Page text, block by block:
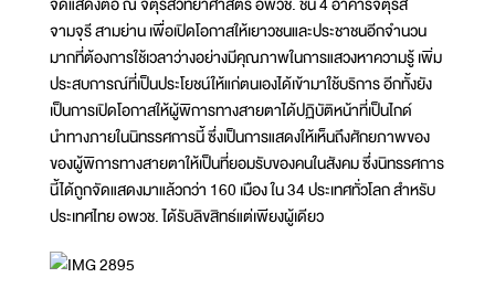
จามจุรี สามย่าน เพื่อเปิดโอกาสให้เยาวชนและประชาชนอีกจำนวน
มากที่ต้องการใช้เวลาว่างอย่างมีคุณภาพในการแสวงหาความรู้ เพิ่ม
ประสบการณ์ที่เป็นประโยชน์ให้แก่ตนเองได้เข้ามาใช้บริการ อีกทั้งยัง
เป็นการเปิดโอกาสให้ผู้พิการทางสายตาได้ปฏิบัติหน้าที่เป็นไกด์
นำทางภายในนิทรรศการนี้ ซึ่งเป็นการแสดงให้เห็นถึงศักยภาพของ
ของผู้พิการทางสายตาให้เป็นที่ยอมรับของคนในสังคม ซึ่งนิทรรศการ
นี้ได้ถูกจัดแสดงมาแล้วกว่า 160 เมือง ใน 34 ประเทศทั่วโลก สำหรับ
ประเทศไทย อพวช. ได้รับลิขสิทธ์แต่เพียงผู้เดียว